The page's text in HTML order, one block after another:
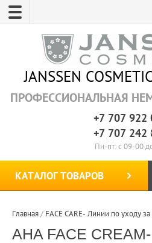
JANSSEN
ПРОФЕССИОНАЛЬНАЯ
+7 707 922
+7 707 242
Пн-пт: с 09-00
КАТАЛОГ ТОВАРОВ
Главная/ FACE CARE- Линии по уходу
AHA FACE